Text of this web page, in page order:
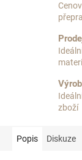
zboží
Popis Diskuze